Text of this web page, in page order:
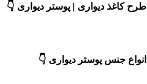
طرح کاغذ دیواری | پوستر دیواری 👇
انواع جنس پوستر دیواری 👇